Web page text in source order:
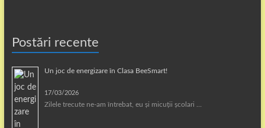
Postări recente
Un joc de energizare în Clasa BeeSmart!
17/03/2026
Zilele trecute ne-am întrebat, eu și micuții școlari …